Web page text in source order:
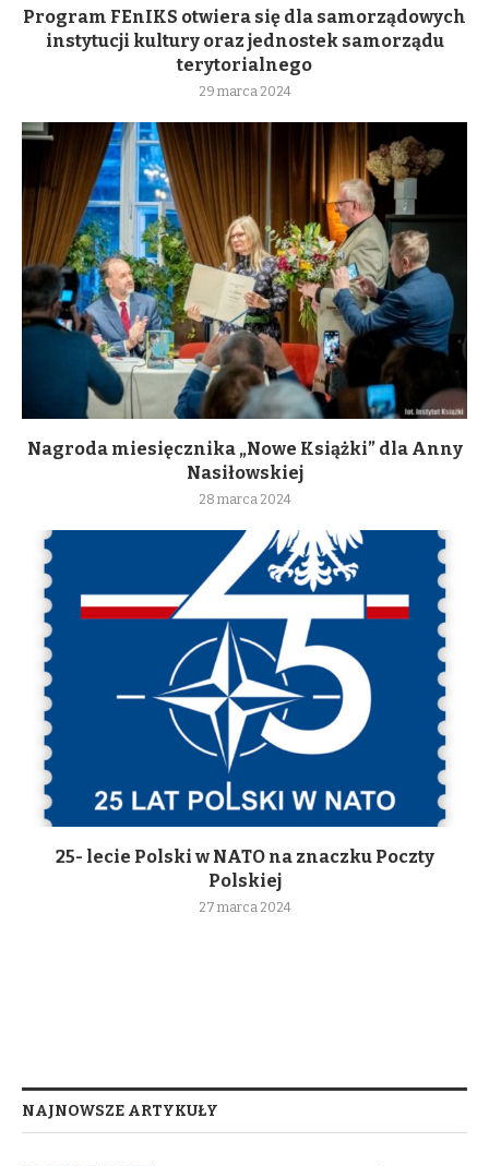
Program FEnIKS otwiera się dla samorządowych
instytucji kultury oraz jednostek samorządu
terytorialnego
29 marca 2024
Nagroda miesięcznika „Nowe Książki” dla Anny
Nasiłowskiej
28 marca 2024
25- lecie Polski w NATO na znaczku Poczty
Polskiej
27 marca 2024
NAJNOWSZE ARTYKUŁY